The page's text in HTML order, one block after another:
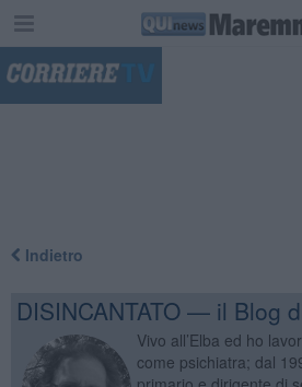
Indietro
DISINCANTATO — il Blog
Vivo all’Elba ed ho
come psichiatra; dal